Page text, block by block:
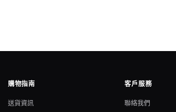
購物指南
送貨資訊
客戶服務
聯絡我們